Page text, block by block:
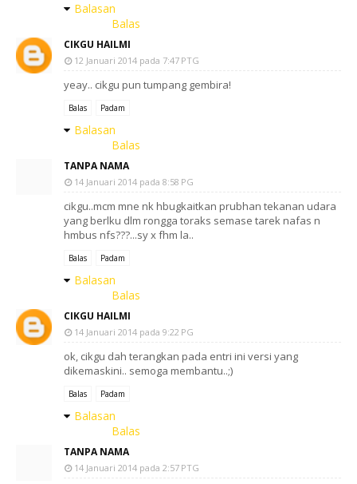
Balasan
Balas
CIKGU HAILMI
12 Januari 2014 pada 7:47 PTG
yeay.. cikgu pun tumpang gembira!
Balas Padam
Balasan
Balas
TANPA NAMA
14 Januari 2014 pada 8:58 PG
cikgu..mcm mne nk hbugkaitkan prubhan tekanan udara
yang berlku dlm rongga toraks semase tarek nafas n
hmbus nfs???...sy x fhm la..
Balas Padam
Balasan
Balas
CIKGU HAILMI
14 Januari 2014 pada 9:22 PG
ok, cikgu dah terangkan pada entri ini versi yang
dikemaskini.. semoga membantu..;)
Balas Padam
Balasan
Balas
TANPA NAMA
14 Januari 2014 pada 2:57 PTG